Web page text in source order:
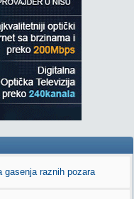
gasenja raznih pozara